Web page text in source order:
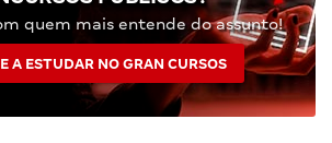
quem mais entende do assunto!
A ESTUDAR NO GRAN CURSOS